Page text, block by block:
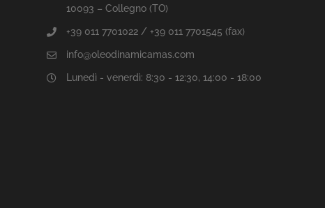
10093 – Collegno (TO)
+39 011 7701022 / +39 011 7701545 (fax)
info@oleodinamicamas.com
Lunedì - venerdì: 8:30 - 12:30, 14:00 - 18:00